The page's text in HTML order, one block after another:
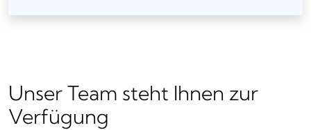
Unser Team steht Ihnen zur
Verfügung